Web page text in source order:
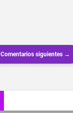
Comentarios siguientes →